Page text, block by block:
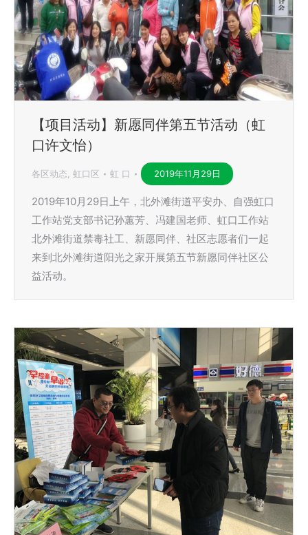
【项目活动】新愿同伴第五节活动（虹
口许文怡）
各区动态 虹口区 虹 口 2019年11月29日
2019年10月29日上午，北外滩街道平安办、自强虹口
工作站党支部书记孙蕙芳、冯建国老师、虹口工作站
北外滩街道禁毒社工、新愿同伴、社区志愿者们一起
来到北外滩街道阳光之家开展第五节新愿同伴社区公
益活动。